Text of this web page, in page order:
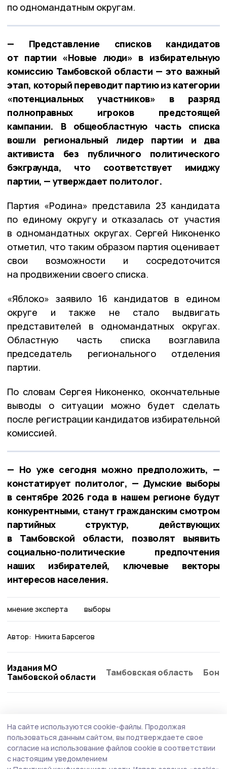
по одномандатным округам.
— Представление списков кандидатов
от партии «Новые люди» в избирательную
комиссию Тамбовской области — это важный
этап, который переводит партию из категории
«потенциальных участников» в разряд
полноправных игроков предстоящей
кампании. В общеобластную часть списка
вошли региональный лидер партии и два
активиста без публичного политического
бэкграунда, что соответствует имиджу
партии, — утверждает политолог.
Партия «Родина» представила 23 кандидата
по единому округу и отказалась от участия
в одномандатных округах. Сергей Никоненко
отметил, что таким образом партия оценивает
свои возможности и сосредоточится
на продвижении своего списка.
«Яблоко» заявило 16 кандидатов в едином
округе и также не стало выдвигать
представителей в одномандатных округах.
Областную часть списка возглавила
председатель регионального отделения
партии.
По словам Сергея Никоненко, окончательные
выводы о ситуации можно будет сделать
после регистрации кандидатов избирательной
комиссией.
— Но уже сегодня можно предположить, —
констатирует политолог, — Думские выборы
в сентябре 2026 года в нашем регионе будут
конкурентными, станут гражданским смотром
партийных структур, действующих
в Тамбовской области, позволят выявить
социально-политические предпочтения
наших избирателей, ключевые векторы
интересов населения.
мнение эксперта выборы
Автор: Никита Барсегов
Издания МО
Тамбовской области
Тамбовская область
На сайте используются cookie-файлы. Продолжая
пользоваться данным сайтом, вы подтверждаете свое
согласие на использование файлов cookie в соответствии
с настоящим уведомлением